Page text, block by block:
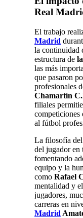
Real
El trabajo
Madrid
la continuidad
estructura de
las más
que pasaron
profesionales
Chamartín
filiales
competiciones
al fútbol
La filosofía del
del jugador en
fomentando
equipo y la
como Rafael
mentalidad y
jugadores,
carreras en
Madrid